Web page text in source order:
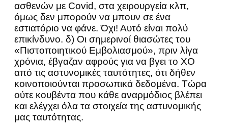
ασθενών με Covid, στα χειρουργεία κλπ,
όμως δεν μπορούν να μπουν σε ένα
εστιατόριο να φάνε. Όχι! Αυτό είναι πολύ
επικίνδυνο. δ) Οι σημερινοί θιασώτες του
«Πιστοποιητικού Εμβολιασμού», πριν λίγα
χρόνια, έβγαζαν αφρούς για να βγει το ΧΟ
από τις αστυνομικές ταυτότητες, ότι δήθεν
κοινοποιούνται προσωπικά δεδομένα. Τώρα
ούτε κουβέντα που κάθε αναρμόδιος βλέπει
και ελέγχει όλα τα στοιχεία της αστυνομικής
μας ταυτότητας.